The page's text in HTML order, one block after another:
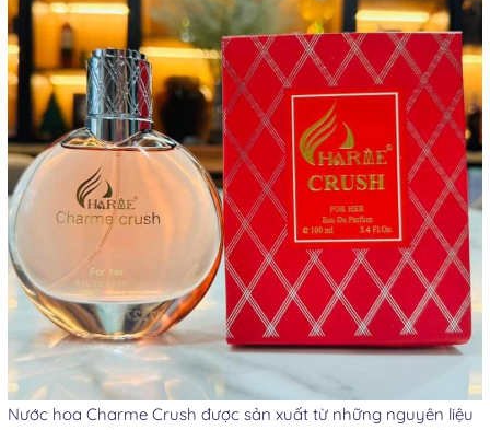
Nước hoa Charme Crush được sản xuất từ những nguyên liệu